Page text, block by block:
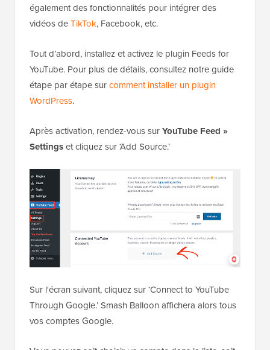
également des fonctionnalités pour intégrer des
vidéos deTikTok, Facebook, etc.
Tout d’abord, installez et activez le plugin Feeds for
YouTube. Pour plus de détails, consultez notre guide
étape par étape surcomment installer un plugin
WordPress.
Après activation, rendez-vous surYouTube Feed »
Settingset cliquez sur ‘Add Source.’
Sur l'écran suivant, cliquez sur ‘Connect to YouTube
Through Google.’ Smash Balloon affichera alors tous
vos comptes Google.